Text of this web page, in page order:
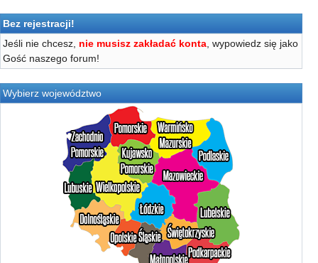
Bez rejestracji!
Jeśli nie chcesz, nie musisz zakładać konta , wypowiedz się jako
Gość naszego forum!
Wybierz województwo